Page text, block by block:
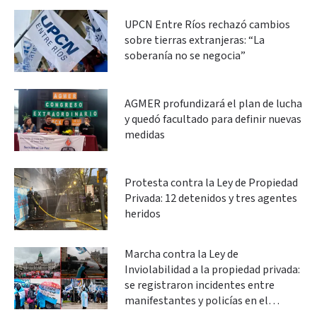
UPCN Entre Ríos rechazó cambios
sobre tierras extranjeras: “La
soberanía no se negocia”
AGMER profundizará el plan de lucha
y quedó facultado para definir nuevas
medidas
Protesta contra la Ley de Propiedad
Privada: 12 detenidos y tres agentes
heridos
Marcha contra la Ley de
Inviolabilidad a la propiedad privada:
se registraron incidentes entre
manifestantes y policías en el